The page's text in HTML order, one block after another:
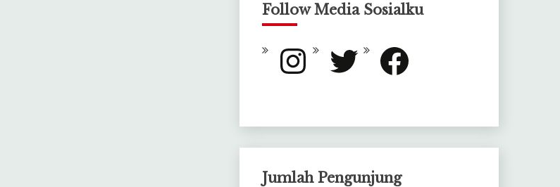
Follow Media Sosialku
Instagram Twitter Facebook
Jumlah Pengunjung